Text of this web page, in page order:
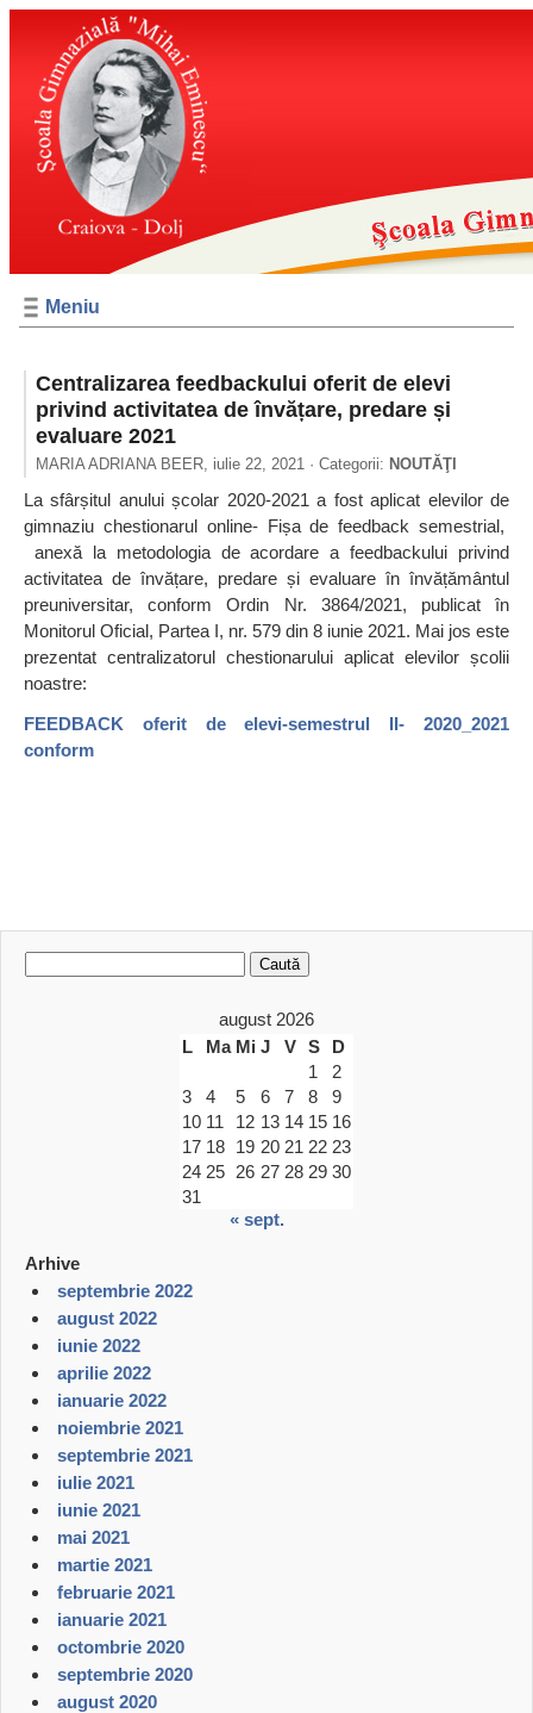
Meniu
Centralizarea feedbackului oferit de elevi
privind activitatea de învățare, predare și
evaluare 2021
MARIA ADRIANA BEER, iulie 22, 2021 · Categorii: NOUTĂŢI
La sfârșitul anului școlar 2020-2021 a fost aplicat elevilor de
gimnaziu chestionarul online- Fișa de feedback semestrial,
anexă la metodologia de acordare a feedbackului privind
activitatea de învățare, predare și evaluare în învățământul
preuniversitar, conform Ordin Nr. 3864/2021, publicat în
Monitorul Oficial, Partea I, nr. 579 din 8 iunie 2021. Mai jos este
prezentat centralizatorul chestionarului aplicat elevilor școlii
noastre:
FEEDBACK oferit de elevi-semestrul II- 2020_2021
conform
Caută
după:
august 2026
L
Ma Mi J V S
D
1
2
3
4 5 6 7 8
9
10 11 12 13 14 15 16
17 18 19 20 21 22 23
24 25 26 27 28 29 30
31
« sept.
Arhive
septembrie 2022
august 2022
iunie 2022
aprilie 2022
ianuarie 2022
noiembrie 2021
septembrie 2021
iulie 2021
iunie 2021
mai 2021
martie 2021
februarie 2021
ianuarie 2021
octombrie 2020
septembrie 2020
august 2020